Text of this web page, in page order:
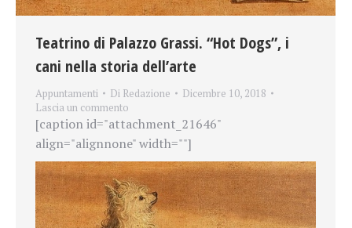
Teatrino di Palazzo Grassi. “Hot Dogs”, i
cani nella storia dell’arte
Appuntamenti Di Redazione
Dicembre 10, 2018
Lascia un commento
[caption id="attachment_21646"
align="alignnone" width=""]